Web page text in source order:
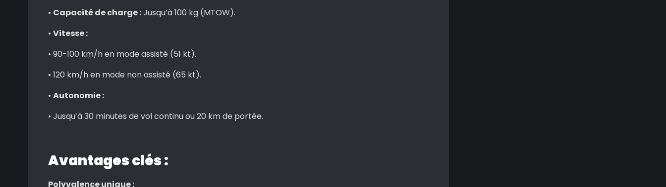
• Capacité de charge :Jusqu’à 100 kg (MTOW).
• Vitesse :
• 90-100 km/h en mode assisté (51 kt).
• 120 km/h en mode non assisté (65 kt).
• Autonomie :
• Jusqu’à 30 minutes de vol continu ou 20 km de portée.
Avantages clés :
Polyvalence unique :